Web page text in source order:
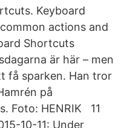
Keyboard
actions and
Shortcuts
är här – men
få sparken. Han tror
på
Foto: HENRIK 11
10-11: Under